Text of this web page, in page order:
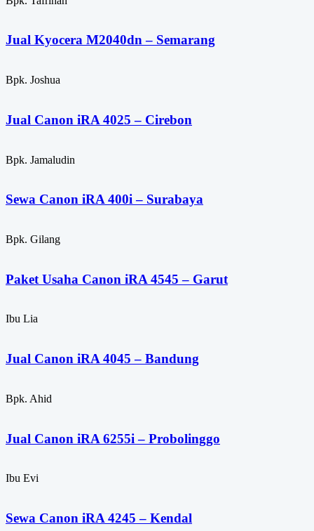
Jual Kyocera M2040dn – Semarang
Bpk. Joshua
Jual Canon iRA 4025 – Cirebon
Bpk. Jamaludin
Sewa Canon iRA 400i – Surabaya
Bpk. Gilang
Paket Usaha Canon iRA 4545 – Garut
Ibu Lia
Jual Canon iRA 4045 – Bandung
Bpk. Ahid
Jual Canon iRA 6255i – Probolinggo
Ibu Evi
Sewa Canon iRA 4245 – Kendal